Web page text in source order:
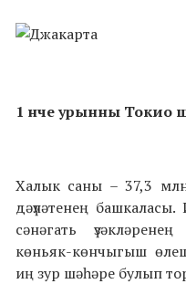
1 нче урынны Токио
Халык саны – 37,3
дәүләтенең
сәнәгать
көньяк-көнчыгыш
иң зур шәһәре булып